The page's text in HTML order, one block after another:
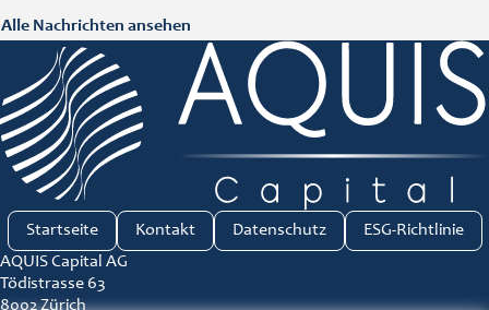
Alle Nachrichten ansehen
AQUIS Capital AG
Tödistrasse 63
8002 Zürich
Startseite Kontakt Datenschutz ESG-Richtlinie